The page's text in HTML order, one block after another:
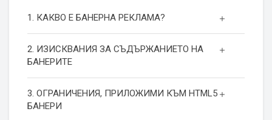
1. КАКВО Е БАНЕРНА РЕКЛАМА?
2. ИЗИСКВАНИЯ ЗА СЪДЪРЖАНИЕТО НА
БАНЕРИТЕ
3. ОГРАНИЧЕНИЯ, ПРИЛОЖИМИ КЪМ HTML5
БАНЕРИ